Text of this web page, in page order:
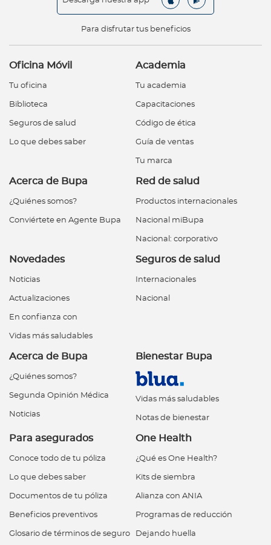
Para disfrutar tus beneficios
Oficina Móvil
Tu oficina
Biblioteca
Seguros de salud
Lo que debes saber
Academia
Tu academia
Capacitaciones
Código de ética
Guía de ventas
Tu marca
Acerca de Bupa
¿Quiénes somos?
Conviértete en Agente Bupa
Red de salud
Productos internacionales
Nacional miBupa
Nacional: corporativo
Novedades
Noticias
Actualizaciones
En confianza con
Vidas más saludables
Seguros de salud
Internacionales
Nacional
Acerca de Bupa
¿Quiénes somos?
Segunda Opinión Médica
Noticias
Bienestar Bupa
Vidas más saludables
Notas de bienestar
Para asegurados
Conoce todo de tu póliza
Lo que debes saber
Documentos de tu póliza
Beneficios preventivos
Glosario de términos de seguro
One Health
¿Qué es One Health?
Kits de siembra
Alianza con ANIA
Programas de reducción
Dejando huella